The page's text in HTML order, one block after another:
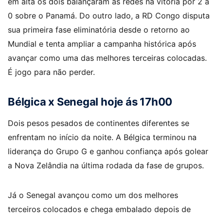
0 sobre o Panamá. Do outro lado, a RD Congo disputa
sua primeira fase eliminatória desde o retorno ao
Mundial e tenta ampliar a campanha histórica após
avançar como uma das melhores terceiras colocadas.
É jogo para não perder.
Bélgica x Senegal hoje ás 17h00
Dois pesos pesados de continentes diferentes se
enfrentam no início da noite. A Bélgica terminou na
liderança do Grupo G e ganhou confiança após golear
a Nova Zelândia na última rodada da fase de grupos.
Já o Senegal avançou como um dos melhores
terceiros colocados e chega embalado depois de